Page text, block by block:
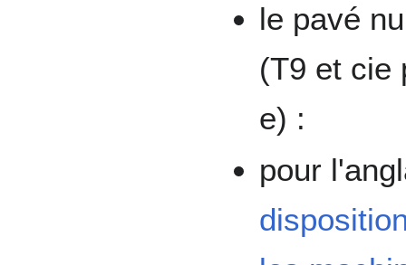
le pavé
(T9 et cie
e) :
pour